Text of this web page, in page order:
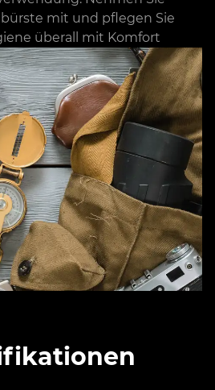
mit und pflegen Sie
überall mit Komfort